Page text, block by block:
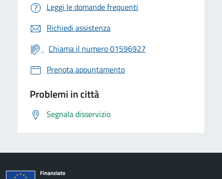
Leggi le domande frequenti
Richiedi assistenza
Chiama il numero 01596927
Prenota appuntamento
Problemi in città
Segnala disservizio